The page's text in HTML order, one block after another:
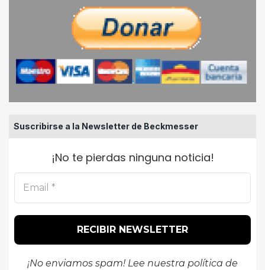
Suscribirse a la Newsletter de Beckmesser
¡No te pierdas ninguna noticia!
¡No enviamos spam! Lee nuestra política de